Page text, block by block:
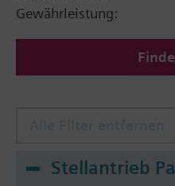
Gewährleistung:
Stellantrieb